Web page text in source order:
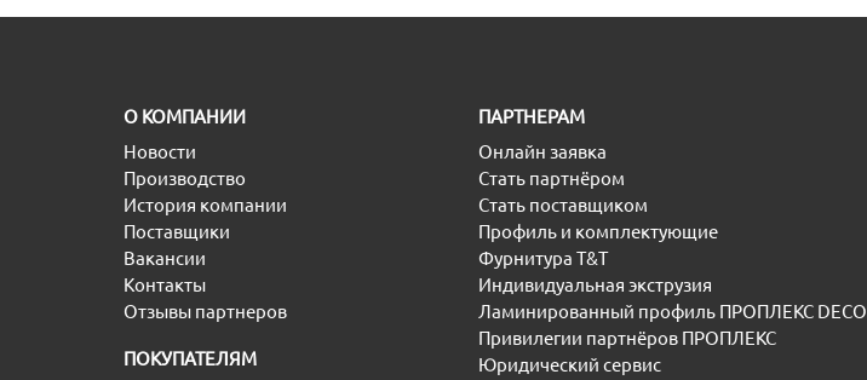
O КОМПАНИИ
Новости
Производство
История компании
Поставщики
Вакансии
Контакты
Отзывы партнеров
ПОКУПАТЕЛЯМ
ПАРТНЕРАМ
Онлайн заявка
Стать партнёром
Стать поставщиком
Профиль и комплектующие
Фурнитура T&T
Индивидуальная экструзия
Ламинированный профиль ПРОПЛЕКС DECO
Привилегии партнёров ПРОПЛЕКС
Юридический сервис